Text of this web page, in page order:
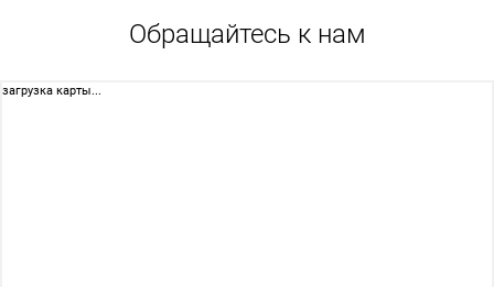
Обращайтесь к нам
загрузка карты...